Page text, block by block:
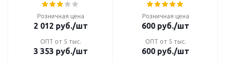
Розничная цена
2 012 руб./шт
ОПТ от 5 тыс.
3 353 руб./шт
Розничная цена
600 руб./шт
ОПТ от 5 тыс.
600 руб./шт